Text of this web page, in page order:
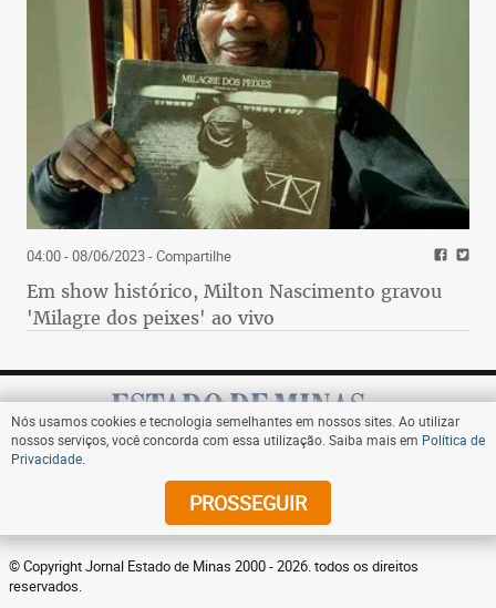
Nós usamos cookies e tecnologia semelhantes em nossos sites. Ao utilizar
nossos serviços, você concorda com essa utilização. Saiba mais em Política de
Privacidade
PROSSEGUIR
04:00 - 08/06/2023- Compartilhe
Em show histórico, Milton Nascimento gravou
'Milagre dos peixes' ao vivo
Assine
© Copyright Jornal Estado de Minas 2000 - 2026. todos os direitos
reservados.